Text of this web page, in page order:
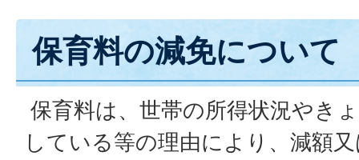
保育料の減免について
保育料は、世帯の所得状況やき
している等の理由により、減額